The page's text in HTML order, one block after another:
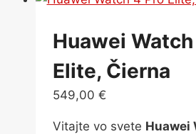
Huawei
Elite, Čierna
549,00 €
Vitajte vo svete Huawei